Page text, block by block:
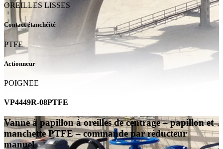
OREILLES LISSES
Contact étanchéité
PTFE
Actionneur
POIGNEE
VP4449R-08PTFE
Vanne à papillon à oreilles de centrage – papillon et
manchette PTFE – commande par réducteur
manuel